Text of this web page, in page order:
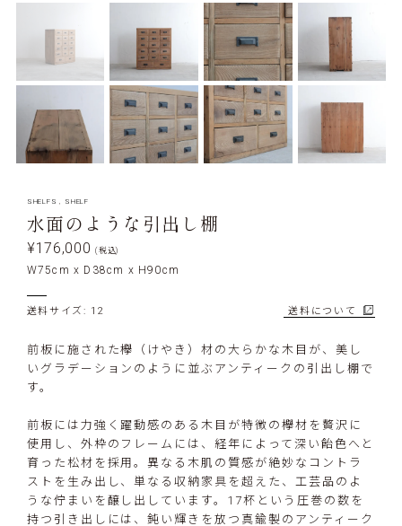
SHELFS , SHELF
水面のような引出し棚
¥176,000 (税込)
W75cm x D38cm x H90cm
送料サイズ: 12 送料について
前板に施された欅（けやき）材の大らかな木目が、美し
いグラデーションのように並ぶアンティークの引出し棚で
す。
前板には力強く躍動感のある木目が特徴の欅材を贅沢に
使用し、外枠のフレームには、経年によって深い飴色へと
育った松材を採用。異なる木肌の質感が絶妙なコントラ
ストを生み出し、単なる収納家具を超えた、工芸品のよ
うな佇まいを醸し出しています。17杯という圧巻の数を
持つ引き出しには、鈍い輝きを放つ真鍮製のアンティーク